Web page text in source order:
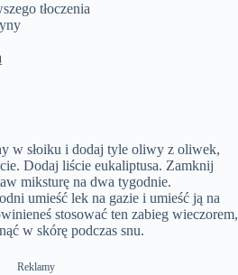
tłoczenia
w słoiku i dodaj tyle oliwy z oliwek,
Dodaj liście eukaliptusa. Zamknij
miksturę na dwa tygodnie.
umieść lek na gazie i umieść ją na
stosować ten zabieg wieczorem,
w skórę podczas snu.
Reklamy